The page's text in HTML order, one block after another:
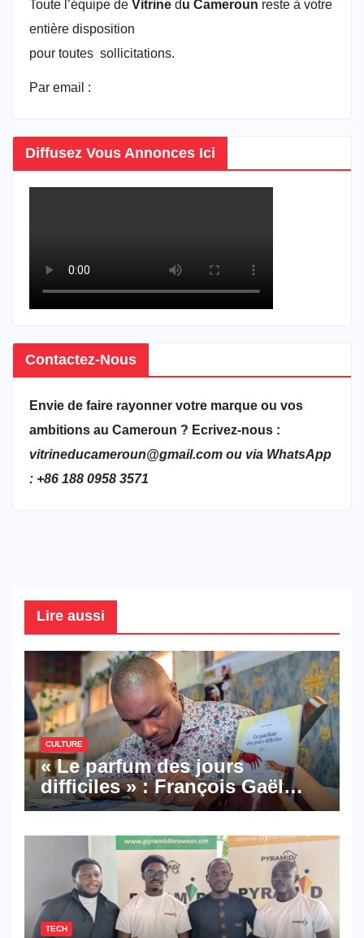
Toute l’équipe de Vitrine du Cameroun reste à votre
entière disposition
pour toutes sollicitations.
Par email :
Diffusez Vous Annonces Ici
Contactez-Nous
Envie de faire rayonner votre marque ou vos
ambitions au Cameroun ? Ecrivez-nous :
vitrineducameroun@gmail.com ou via WhatsApp
: +86 188 0958 3571
Lire aussi
CULTURE
« Le parfum des jours
difficiles » : François Gaël
Mbala signe un premier
et l’espoir
TECH